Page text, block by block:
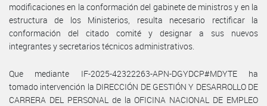
modificaciones en la conformación del gabinete de ministros y en la
estructura de los Ministerios, resulta necesario rectificar la
conformación del citado comité y designar a sus nuevos
integrantes y secretarios técnicos administrativos.
Que mediante IF-2025-42322263-APN-DGYDCP#MDYTE ha
tomado intervención la DIRECCIÓN DE GESTIÓN Y DESARROLLO DE
CARRERA DEL PERSONAL de la OFICINA NACIONAL DE EMPLEO